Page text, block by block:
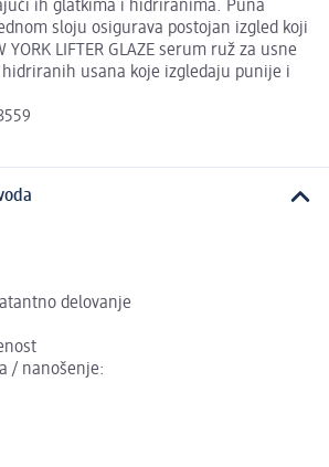
ih glatkima i hidriranima. Puna
sloju osigurava postojan izgled koji
YORK LIFTER GLAZE serum ruž za usne
usana koje izgledaju punije i
delovanje
/ nanošenje: